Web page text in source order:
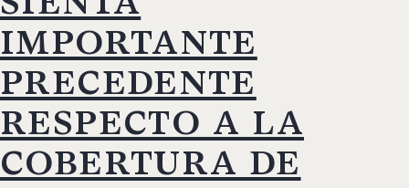
importante
precedente
respecto a la
cobertura de